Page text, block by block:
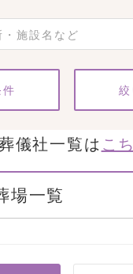
儀社一覧は こ
場一覧